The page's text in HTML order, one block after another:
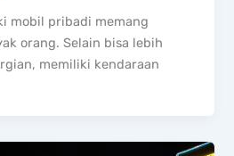
mobil pribadi memang
orang. Selain bisa lebih
memiliki kendaraan